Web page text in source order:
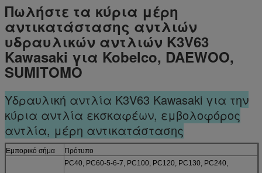
Πωλήστε τα κύρια μέρη
αντικατάστασης αντλιών
υδραυλικών αντλιών K3V63
Kawasaki για Kobelco, DAEWOO,
SUMITOMO
Υδραυλική αντλία K3V63 Kawasaki για την
κύρια αντλία εκσκαφέων, εμβολοφόρος
αντλία, μέρη αντικατάστασης
Εμπορικό σήμα
Πρότυπο
PC40, PC60-5-6-7, PC100, PC120, PC130, PC240,